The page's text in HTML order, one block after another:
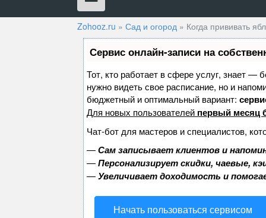
Zohooz.ru » Сад и огород » Когда прививать
Сервис онлайн-записи на
Тот, кто работает в сфере услуг, знает —
нужно видеть свое расписание, но и
бюджетный и оптимальный вариант:
Для новых пользователей первый месяц
Чат-бот для мастеров и специалистов,
—Сам записывает клиентов и
—Персонализирует скидки, чаевые,
—Увеличивает доходимость и
Начать пользоваться сервисом